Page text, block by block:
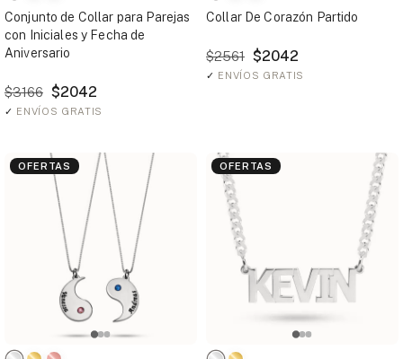
Conjunto de Collar para Parejas
con Iniciales y Fecha de
Aniversario
$3166 $2042
✓ ENVÍOS GRATIS
Collar De Corazón Partido
$2561 $2042
✓ ENVÍOS GRATIS
OFERTAS OFERTAS